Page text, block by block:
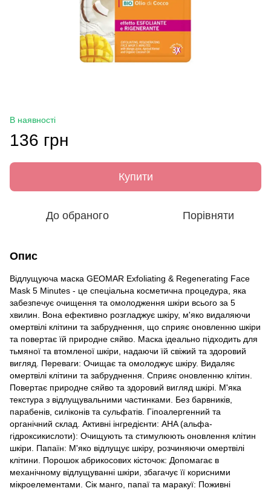
В наявності
136 грн
Купити
До обраного Порівняти
Опис
Відлущуюча маска GEOMAR Exfoliating & Regenerating Face
Mask 5 Minutes - це спеціальна косметична процедура, яка
забезпечує очищення та омолодження шкіри всього за 5
хвилин. Вона ефективно розгладжує шкіру, м'яко видаляючи
омертвілі клітини та забруднення, що сприяє оновленню шкіри
та повертає їй природне сяйво. Маска ідеально підходить для
тьмяної та втомленої шкіри, надаючи їй свіжий та здоровий
вигляд. Переваги: Очищає та омолоджує шкіру. Видаляє
омертвілі клітини та забруднення. Сприяє оновленню клітин.
Повертає природне сяйво та здоровий вигляд шкірі. М'яка
текстура з відлущувальними частинками. Без барвників,
парабенів, силіконів та сульфатів. Гіпоалергенний та
органічний склад. Активні інгредієнти: AHA (альфа-
гідроксикислоти): Очищують та стимулюють оновлення клітин
шкіри. Папаїн: М'яко відлущує шкіру, розчиняючи омертвілі
клітини. Порошок абрикосових кісточок: Допомагає в
механічному відлущуванні шкіри, збагачує її корисними
мікроелементами. Сік манго, папаї та маракуї: Поживні